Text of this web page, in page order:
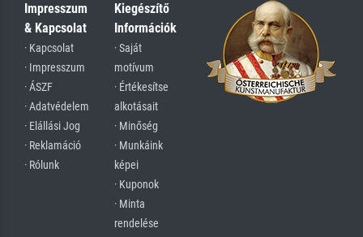
Impresszum
& Kapcsolat
· Kapcsolat
· Impresszum
· ÁSZF
· Adatvédelem
· Elállási Jog
· Reklamáció
· Rólunk
Kiegészítő
Információk
· Saját
motívum
· Értékesítse
alkotásait
· Minőség
· Munkáink
képei
· Kuponok
· Minta
rendelése